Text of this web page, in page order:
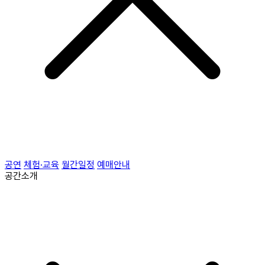
공연 체험·교육 월간일정 예매안내
공간소개